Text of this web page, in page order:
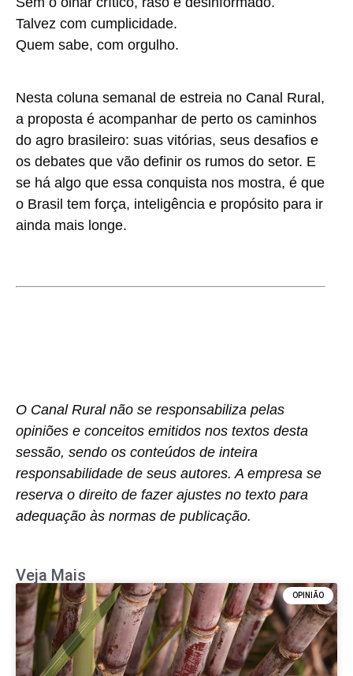
Talvez com cumplicidade.
Quem sabe, com orgulho.
Nesta coluna semanal de estreia no Canal Rural,
a proposta é acompanhar de perto os caminhos
do agro brasileiro: suas vitórias, seus desafios e
os debates que vão definir os rumos do setor. E
se há algo que essa conquista nos mostra, é que
o Brasil tem força, inteligência e propósito para ir
ainda mais longe.
O Canal Ruralnão se responsabiliza pelas
opiniões e conceitos emitidos nos textos desta
sessão, sendo os conteúdos de inteira
responsabilidade de seus autores. A empresa se
reserva o direito de fazer ajustes no texto para
adequação às normas de publicação.
Veja Mais
OPINIÃO